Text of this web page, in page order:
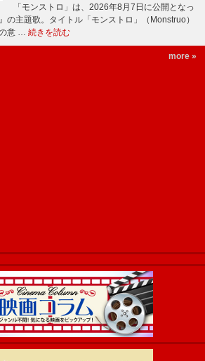
「モンストロ」は、2026年8月7日に公開となっ
の主題歌。タイトル「モンストロ」（Monstruo）
意 … 続きを読む
more »